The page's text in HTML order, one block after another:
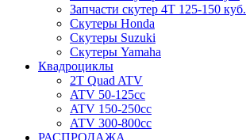
Запчасти скутер 4Т 125-150 куб.
Скутеры Honda
Скутеры Suzuki
Скутеры Yamaha
Квадроциклы
2T Quad ATV
ATV 50-125cc
ATV 150-250cc
ATV 300-800cc
РАСПРОДАЖА